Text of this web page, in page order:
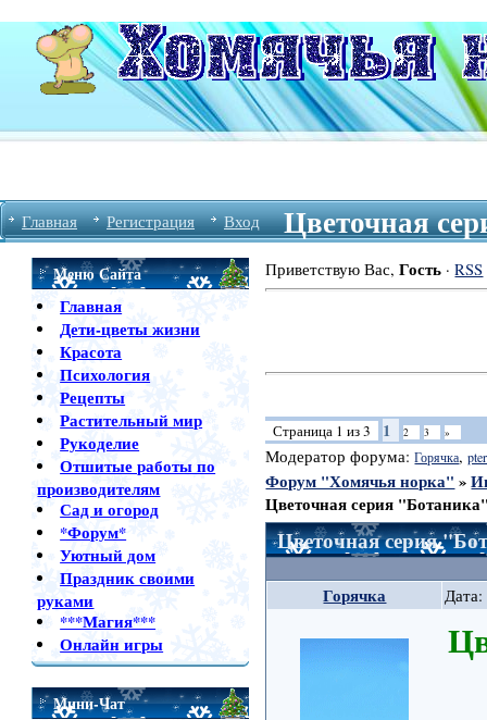
Главная Регистрация Вход Цветочная
Меню Сайта
Главная
Дети-цветы жизни
Красота
Психология
Рецепты
Растительный мир
Рукоделие
Отшитые работы по
производителям
Сад и огород
*Форум*
Уютный дом
Праздник своими
руками
***Магия***
Онлайн игры
Мини-Чат
Приветствую Вас,Гость ·RSS
Страница 1 из3 1 2 3 »
Модератор форума:Горячка,
Форум "Хомячья норка" »
Цветочная серия
Цветочная серия
Горячка Дата: